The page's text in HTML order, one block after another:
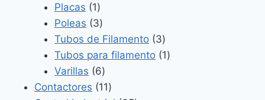
Placas 11
producto
Poleas 33
productos
Tubos de Filamento 33
productos
Tubos para filamento 11
Varillas 66
productos
Contactores 1111